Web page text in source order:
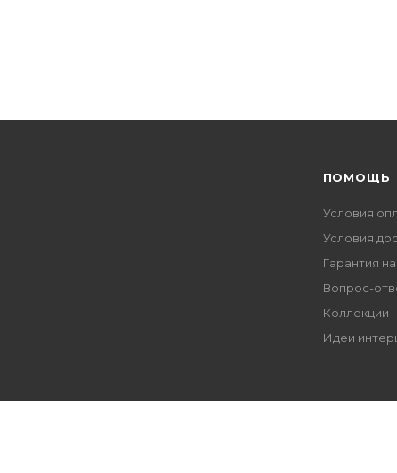
ПОМОЩЬ
Условия
Условия
Гарантия
Вопрос-
Коллекции
Идеи